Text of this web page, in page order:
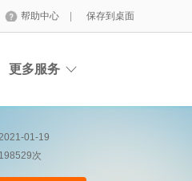
帮助中心 保存到桌面
更多服务
01-19
198529次